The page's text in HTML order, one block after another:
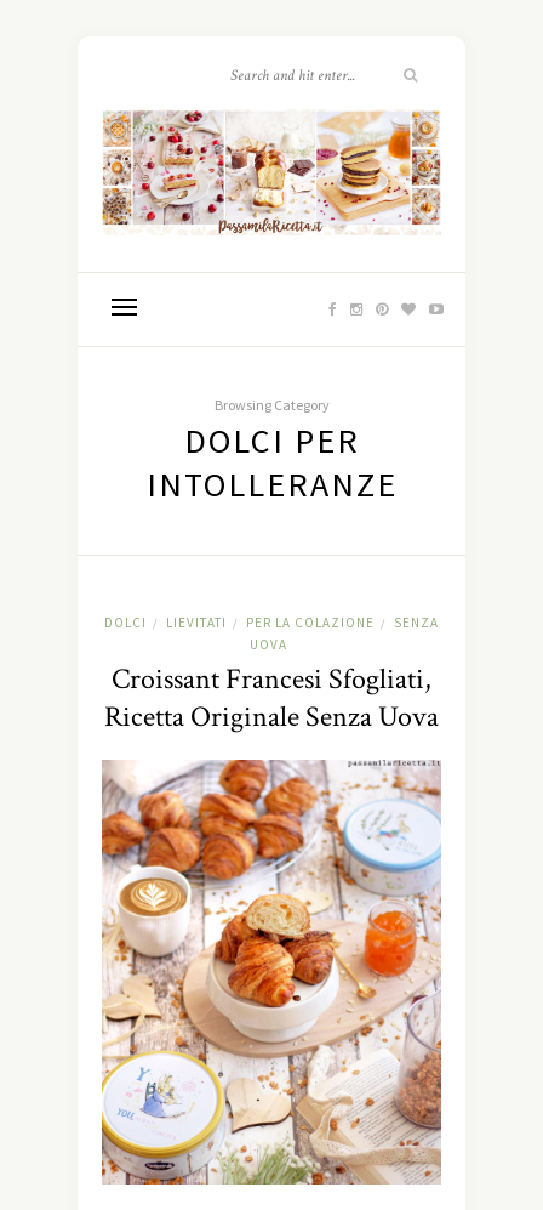
Browsing Category
DOLCI PER
INTOLLERANZE
DOLCI / LIEVITATI / PER LA COLAZIONE /
SENZA
UOVA
Croissant Francesi Sfogliati,
Ricetta Originale Senza Uova